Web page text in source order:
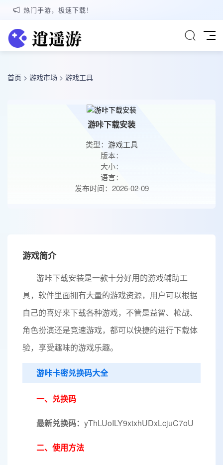
热门手游，极速下载！
首页 > 游戏市场 > 游戏工具
游咔下载安装
类型： 游戏工具
版本：
大小：
语言：
发布时间：2026-02-09
游戏简介
游咔下载安装是一款十分好用的游戏辅助工
具，软件里面拥有大量的游戏资源，用户可以根据
自己的喜好来下载各种游戏，不管是益智、枪战、
角色扮演还是竞速游戏，都可以快捷的进行下载体
验，享受趣味的游戏乐趣。
游咔卡密兑换码大全
一、兑换码
最新兑换码： yThLUoILY9xtxhUDxLcjuC7oU
二、使用方法